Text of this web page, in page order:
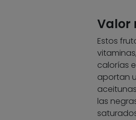
Valor
Estos
calorías
aportan
las